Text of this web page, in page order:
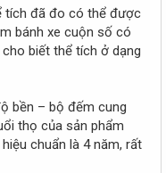
tích đã đo có thể được
bánh xe cuộn số có
biết thể tích ở dạng
bền – bộ đếm cung
thọ của sản phẩm
chuẩn là 4 năm, rất